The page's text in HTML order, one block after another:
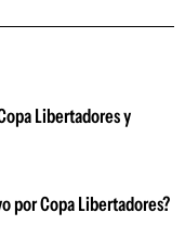
Libertadores y
por Copa Libertadores?